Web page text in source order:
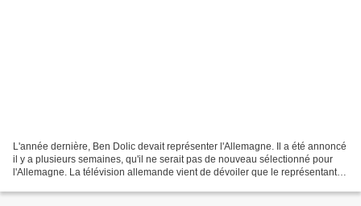
L'année dernière, Ben Dolic devait représenter l'Allemagne. Il a été annoncé
il y a plusieurs semaines, qu'il ne serait pas de nouveau sélectionné pour
l'Allemagne. La télévision allemande vient de dévoiler que le représentant